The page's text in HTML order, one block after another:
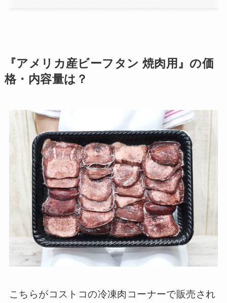
『アメリカ産ビーフタン 焼肉用』の価
格・内容量は？
こちらがコストコの冷凍肉コーナーで販売され